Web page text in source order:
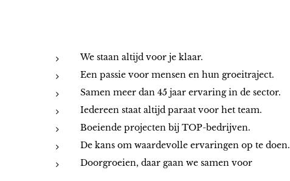
We staan altijd voor je klaar.
Een passie voor mensen en hun groeitraject.
Samen meer dan 45 jaar ervaring in de sector.
Iedereen staat altijd paraat voor het team.
Boeiende projecten bij TOP-bedrijven.
De kans om waardevolle ervaringen op te doen.
Doorgroeien, daar gaan we samen voor